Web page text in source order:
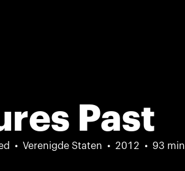
Past
Verenigde Staten 2012 93 min